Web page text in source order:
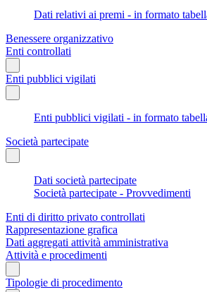
Dati relativi ai premi - in formato
Benessere organizzativo
Enti controllati
Enti pubblici vigilati
Enti pubblici vigilati - in formato
Società partecipate
Dati società partecipate
Società partecipate - Provvedimenti
Enti di diritto privato controllati
Rappresentazione grafica
Dati aggregati attività amministrativa
Attività e procedimenti
Tipologie di procedimento